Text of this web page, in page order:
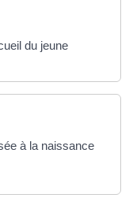
du jeune
à la naissance